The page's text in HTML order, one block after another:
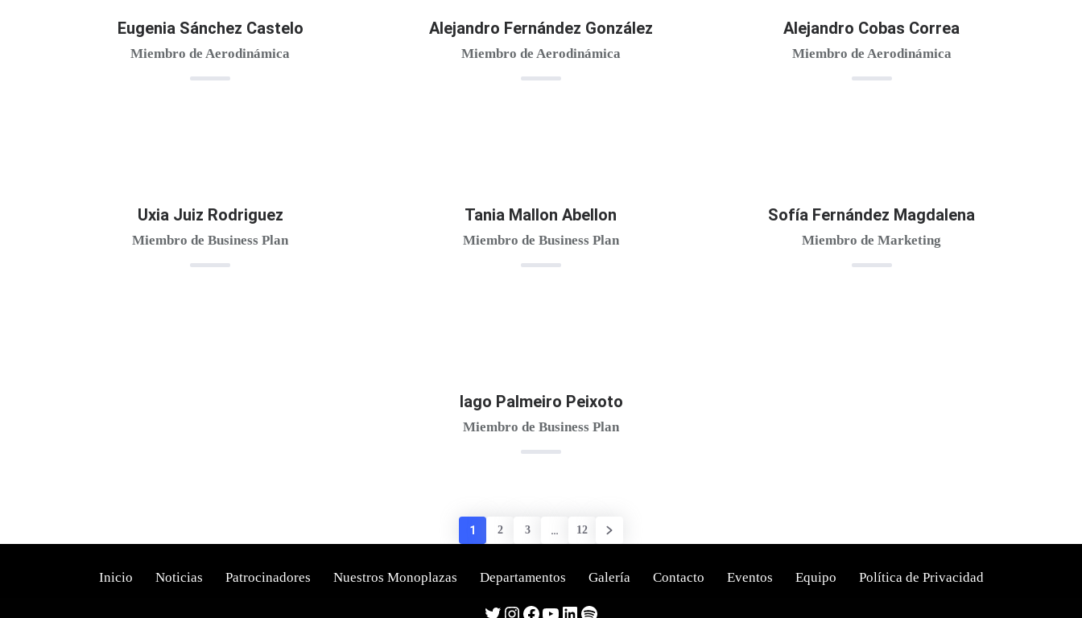
Eugenia Sánchez Castelo
Miembro de Aerodinámica
Alejandro Fernández González
Miembro de Aerodinámica
Alejandro Cobas Correa
Miembro de Aerodinámica
Uxia Juiz Rodriguez
Miembro de Business Plan
Tania Mallon Abellon
Miembro de Business Plan
Sofía Fernández Magdalena
Miembro de Marketing
Iago Palmeiro Peixoto
Miembro de Business Plan
1 2 3 … 12
Inicio Noticias Patrocinadores Nuestros Monoplazas Departamentos Galería Contacto Eventos Equipo Política de Privacidad